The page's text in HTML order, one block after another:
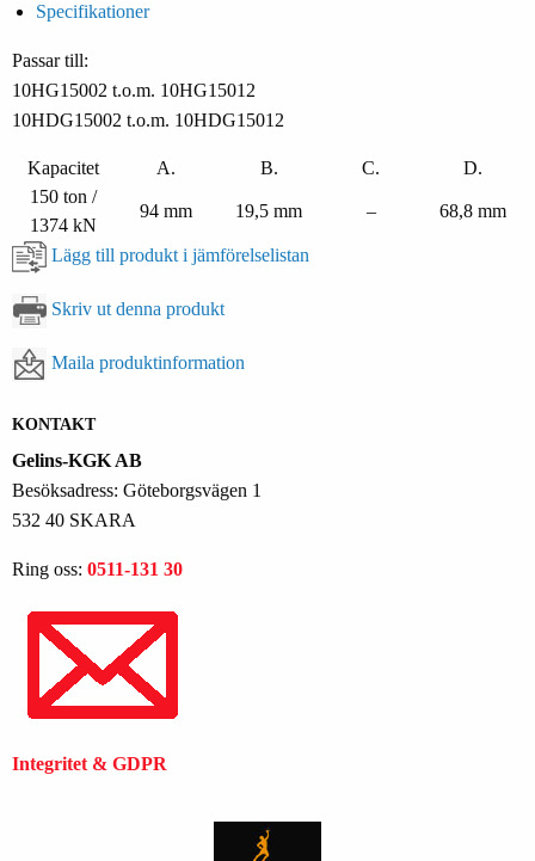
Specifikationer
Passar till:
10HG15002 t.o.m. 10HG15012
10HDG15002 t.o.m. 10HDG15012
Kapacitet A. B. C.
D.
150 ton /
1374 kN
94 mm 19,5 mm – 68,8 mm
Lägg till produkt i jämförelselistan
Skriv ut denna produkt
Maila produktinformation
KONTAKT
Gelins-KGK AB
Besöksadress: Göteborgsvägen 1
532 40 SKARA
Ring oss: 0511-131 30
Integritet & GDPR